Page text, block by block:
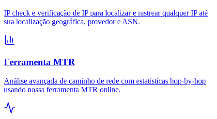
IP check e verificação de IP para localizar e rastrear qualquer IP até
sua localização geográfica, provedor e ASN.
Ferramenta MTR
Análise avançada de caminho de rede com estatísticas hop-by-hop
usando nossa ferramenta MTR online.